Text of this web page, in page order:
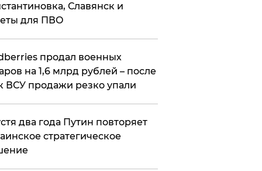
Славянск и
для ПВО
продал военных
на 1,6 млрд рублей – после
ВСУ продажи резко упали
два года Путин повторяет
стратегическое